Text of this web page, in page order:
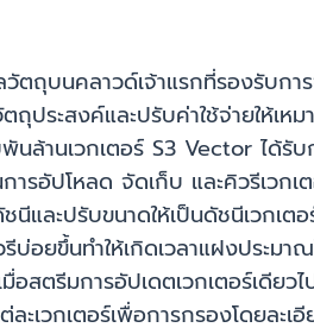
ถุบนคลาวด์เจ้าแรกที่รองรับกา
ถุประสงค์และปรับค่าใช้จ่ายให้
พันล้านเวกเตอร์ S3 Vector ไ
ารอัปโหลด จัดเก็บ และคิวรีเว
นีและปรับขนาดให้เป็นดัชนีเวก
บ่อยขึ้นทำให้เกิดเวลาแฝงปร
มื่อสตรีมการอัปเดตเวกเตอร์เ
เวกเตอร์เพื่อการกรองโดยละเ